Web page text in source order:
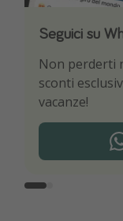
Seguici su
Non perderti
sconti
vacanze!
Scarica la
Sii il primo a
viaggio